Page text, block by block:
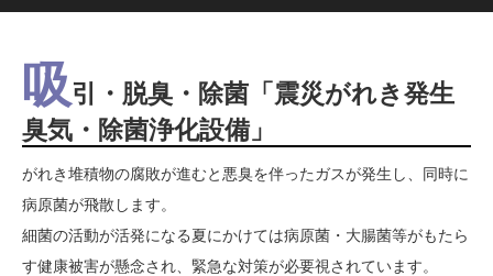
吸 引・脱臭・除菌「震災がれき発生
臭気・除菌浄化設備」
がれき堆積物の腐敗が進むと悪臭を伴ったガスが発生し、同時に
病原菌が飛散します。
細菌の活動が活発になる夏にかけては病原菌・大腸菌等がもたら
す健康被害が懸念され、緊急な対策が必要視されています。